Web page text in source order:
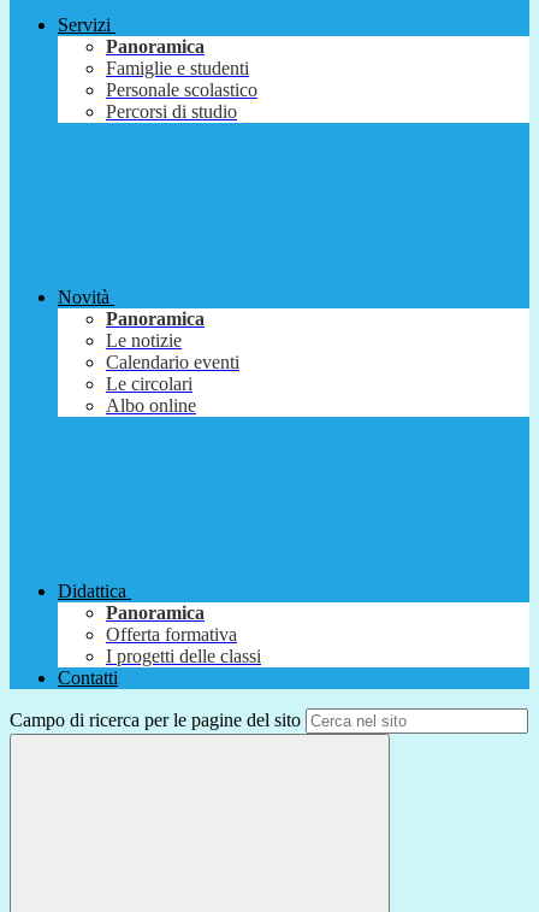
Servizi
Panoramica
Famiglie e studenti
Personale scolastico
Percorsi di studio
Novità
Panoramica
Le notizie
Calendario eventi
Le circolari
Albo online
Didattica
Panoramica
Offerta formativa
I progetti delle classi
Contatti
Campo di ricerca per le pagine del sito